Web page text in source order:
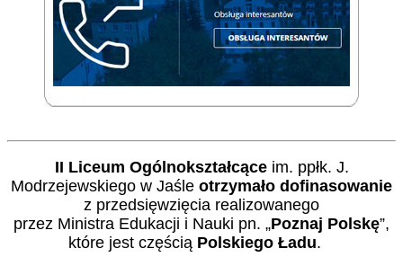
II Liceum Ogólnokształcąceim. ppłk. J.
Modrzejewskiego w Jaśle otrzymało dofinasowanie
z przedsięwzięcia realizowanego
przez Ministra Edukacji i Nauki pn. „Poznaj Polskę”,
które jest częścią Polskiego Ładu.